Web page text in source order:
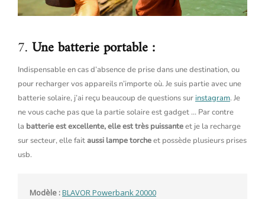
7.Une batterie portable :
Indispensable en cas d’absence de prise dans une destination, ou
pour recharger vos appareils n’importe où. Je suis partie avec une
batterie solaire, j’ai reçu beaucoup de questions surinstagram. Je
ne vous cache pas que la partie solaire est gadget … Par contre
la batterie est excellente, elle est très puissanteet je la recharge
sur secteur, elle faitaussi lampe torcheet possède plusieurs prises
usb.
Modèle : BLAVOR Powerbank 20000